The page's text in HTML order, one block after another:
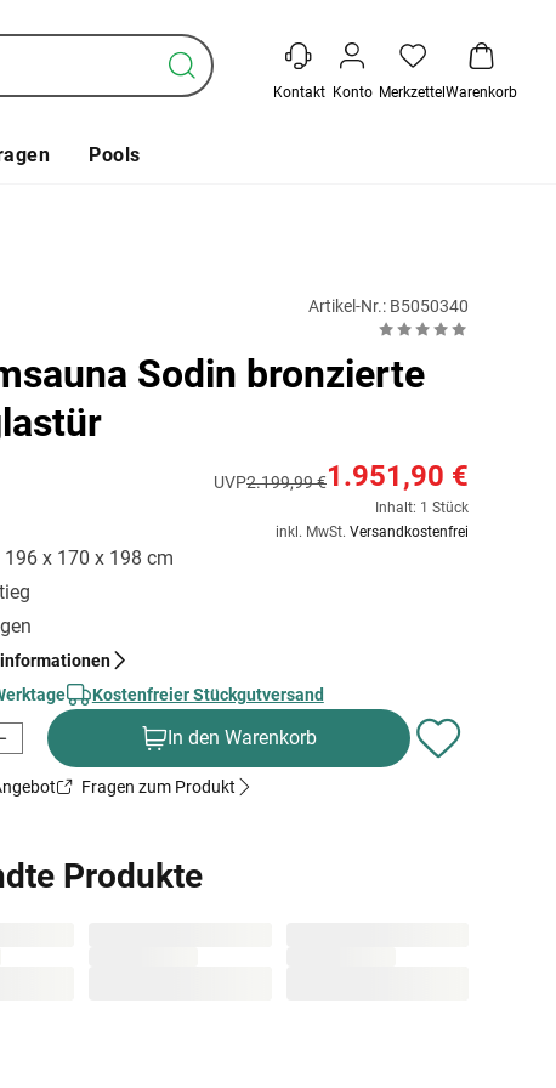
Kontakt Konto Merkzettel Warenkorb
Pools
Artikel-Nr.: B5050340
Sodin bronzierte
UVP2.199,99 €1.951,90 €
Inhalt: 1 Stück
inkl. MwSt. Versandkostenfrei
196 x 170 x 198 cm
Kostenfreier Stückgutversand
In den Warenkorb
Fragen zum Produkt
Produkte